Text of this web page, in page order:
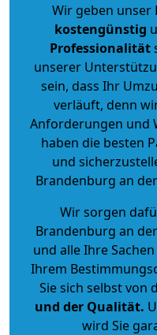
Wir geben unser
kostengünstig
Professionalität
unserer
sein, dass Ihr
verläuft, denn
Anforderungen und
haben die besten
und
Brandenburg an
Wir sorgen
Brandenburg an
und alle Ihre
Ihrem
Sie sich selbst von
und der Qualität.
wird Sie